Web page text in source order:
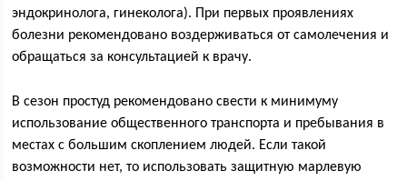
эндокринолога, гинеколога). При первых проявлениях
болезни рекомендовано воздерживаться от самолечения и
обращаться за консультацией к врачу.
В сезон простуд рекомендовано свести к минимуму
использование общественного транспорта и пребывания в
местах с большим скоплением людей. Если такой
возможности нет, то использовать защитную марлевую